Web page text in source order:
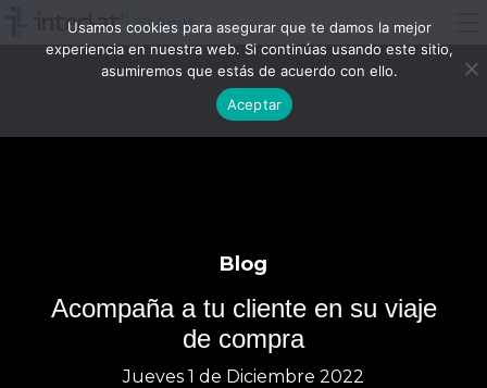
Blog
Acompaña a tu cliente en su viaje
de compra
Jueves 1 de Diciembre 2022
Usamos cookies para asegurar que te damos la mejor
experiencia en nuestra web. Si continúas usando este sitio,
asumiremos que estás de acuerdo con ello.
Aceptar